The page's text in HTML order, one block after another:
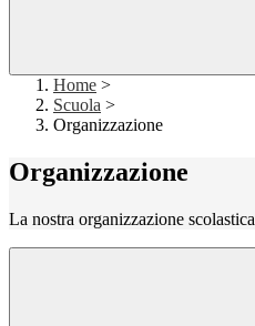
Home >
Scuola >
Organizzazione
Organizzazione
La nostra organizzazione scolastica